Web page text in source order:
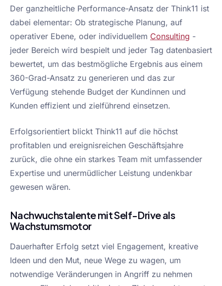
Der ganzheitliche Performance-Ansatz der Think11 ist
dabei elementar: Ob strategische Planung, auf
operativer Ebene, oder individuellem Consulting -
jeder Bereich wird bespielt und jeder Tag datenbasiert
bewertet, um das bestmögliche Ergebnis aus einem
360-Grad-Ansatz zu generieren und das zur
Verfügung stehende Budget der Kundinnen und
Kunden effizient und zielführend einsetzen.
Erfolgsorientiert blickt Think11 auf die höchst
profitablen und ereignisreichen Geschäftsjahre
zurück, die ohne ein starkes Team mit umfassender
Expertise und unermüdlicher Leistung undenkbar
gewesen wären.
Nachwuchstalente mit Self-Drive als
Wachstumsmotor
Dauerhafter Erfolg setzt viel Engagement, kreative
Ideen und den Mut, neue Wege zu wagen, um
notwendige Veränderungen in Angriff zu nehmen